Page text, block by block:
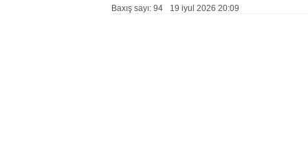
Baxış sayı: 94 19 i̇yul 2026 20:09